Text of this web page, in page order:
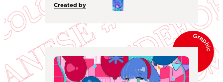
Created by
Graphic